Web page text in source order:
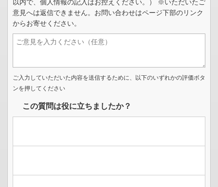
以内で、個人情報の記入はお控えください。） ※いただいたご
意見へは返信できません。お問い合わせはページ下部のリンク
からお寄せください。
ご入力していただいた内容を送信するために、以下のいずれかの評価ボタ
ンを押してください
この質問は役に立ちましたか？